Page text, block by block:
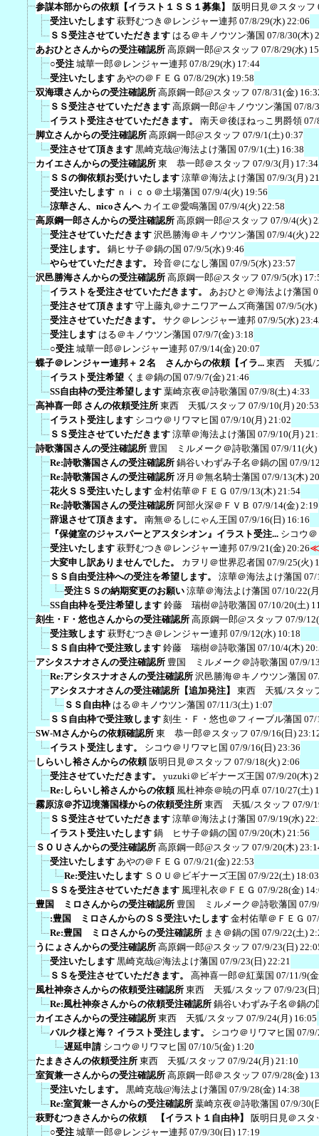
参謀本部からの依頼【イラスト１ＳＳ１募集】
阪明日見＠スタッフ
受注いたします 萩野むつき＠レンジャー連邦 07/8/29(水) 22:06
ＳＳ受注させていただきます はる＠キノウツン藩国 07/8/30(木)
あおひとさんからの受注確認所 高原鋼一郎@スタッフ 07/8/29(水)
○受注 城華一郎＠レンジャー連邦 07/8/29(水) 17:44
受注いたします あやの＠ＦＥＧ 07/8/29(水) 19:58
双海環さんからの受注確認所 高原鋼一郎@スタッフ 07/8/31(金)
ＳＳ受注させていただきます 高原鋼一郎@キノウツン藩国 07/8/
イラスト受注させていただきます。
南天＠後ほねっこ男爵領 07/
脚立さんからの受注確認所 高原鋼一郎@スタッフ 07/9/1(土) 0:37
受注させて頂きます 黒崎克哉@海法よけ藩国 07/9/1(土) 16:38
カイエさんからの受注確認所 東 恭一郎＠スタッフ 07/9/3(月) 17:34
ＳＳの御依頼お受けいたします 涼華＠海法よけ藩国 07/9/3(月)
受注いたします ｎｉｃｏ＠土場藩国 07/9/4(火) 19:56
涼華さん、nicoさんへ カイエ＠愛鳴藩国 07/9/4(火) 22:58
高原鋼一郎さんからの受注確認所 高原鋼一郎@スタッフ 07/9/4(火)
受注させていただきます 沢邑勝海＠キノウツン藩国 07/9/4(火)
受注します。
鍋ヒサ子＠鍋の国 07/9/5(水) 9:46
やらせていただきます。
玲音＠になし藩国 07/9/5(水) 23:57
沢邑勝海さんからの受注確認所 高原鋼一郎@スタッフ 07/9/5(水)
イラストを受注させていただきます。
あおひと＠海法よけ藩国
受注させて頂きます 守上藤丸＠ナニワアームズ商藩国 07/9/5(水)
受注させていただきます。
サク＠レンジャー連邦 07/9/5(水)
受注します はる＠キノウツン藩国 07/9/7(金) 3:18
○受注 城華一郎＠レンジャー連邦 07/9/14(金) 20:07
蝶子＠レンジャー連邦＋２名 さんからの依頼【イラ... 東西 天狐/
イラスト受注希望 くま＠鍋の国 07/9/7(金) 21:46
SS自由枠の受注希望します 葉崎京夜＠詩歌藩国 07/9/8(土) 4:33
高神喜一郎 さんの依頼受注所 東西 天狐/スタッフ 07/9/10(月) 20:53
イラスト受注します シコウ＠リワマヒ国 07/9/10(月) 21:02
ＳＳ受注させていただきます 涼華＠海法よけ藩国 07/9/10(月)
詩歌藩国さんの受注確認所 豊国 ミルメーク＠詩歌藩国 07/9/11(火)
Re:詩歌藩国さんの受注確認所 鍋谷いわずみ子名＠鍋の国 07/9/
Re:詩歌藩国さんの受注確認所 冴月＠無名騎士藩国 07/9/13(木)
花火ＳＳ受注いたします 金村佑華＠ＦＥＧ 07/9/13(木) 21:54
Re:詩歌藩国さんの受注確認所 阿部火深＠ＦＶＢ 07/9/14(金) 2:19
辞退させて頂きます。
南無＠るしにゃん王国 07/9/16(日) 16:16
『保健室のジャスパーとアスタシオン』イラスト受注... シコウ
受注いたします 萩野むつき＠レンジャー連邦 07/9/21(金) 20:26≪
大変申し訳ありませんでした。
カヲリ＠世界忍者国 07/9/25(火)
ＳＳ自由受注枠への受注を希望します。
涼華＠海法よけ藩国 07/
受注ＳＳの納期変更のお願い 涼華＠海法よけ藩国 07/10/22(
SS自由枠を受注希望します 鈴藤 瑞樹＠詩歌藩国 07/10/20(土)
刻生・F・悠也さんからの受注確認所 高原鋼一郎@スタッフ 07/9/
受注致します 萩野むつき＠レンジャー連邦 07/9/12(水) 10:18
ＳＳ自由枠で受注致します 鈴藤 瑞樹＠詩歌藩国 07/10/4(木)
アシタスナオさんの受注確認所 豊国 ミルメーク＠詩歌藩国 07/9/
Re:アシタスナオさんの受注確認所 沢邑勝海＠キノウツン藩国
アシタスナオさんの受注確認所【追加発注】
東西 天狐/スタッ
ＳＳ自由枠 はる＠キノウツン藩国 07/11/3(土) 1:07
ＳＳ自由枠で受注致します 刻生・Ｆ・悠也＠フィーブル藩国 07/
SW-Mさんからの依頼確認所 東 恭一郎＠スタッフ 07/9/16(日)
イラスト受注します。
シコウ＠リワマヒ国 07/9/16(日) 23:36
しらいし裕さんからの依頼 阪明日見＠スタッフ 07/9/18(火) 2:06
受注させていただきます。
yuzuki＠ビギナーズ王国 07/9/20(木)
Re:しらいし裕さんからの依頼 風杜神奈＠暁の円卓 07/10/27(土)
霧原涼＠芥辺境藩国様からの依頼受注所 東西 天狐/スタッフ 07/9/
ＳＳ受注させていただきます 涼華＠海法よけ藩国 07/9/19(水)
イラスト受注いたします 鍋 ヒサ子＠鍋の国 07/9/20(木) 21:56
ＳＯＵさんからの受注確認所 高原鋼一郎@スタッフ 07/9/20(木)
受注いたします あやの＠ＦＥＧ 07/9/21(金) 22:53
Re:受注いたします ＳＯＵ＠ビギナーズ王国 07/9/22(土) 18:03
ＳＳを受注させていただきます 風理礼衣＠ＦＥＧ 07/9/28(金)
豊国 ミロさんからの受注確認所 豊国 ミルメーク＠詩歌藩国 07/
:豊国 ミロさんからのＳＳ受注いたします 金村佑華＠ＦＥＧ
Re:豊国 ミロさんからの受注確認所 まき＠鍋の国 07/9/22(土)
うにょさんからの受注確認所 高原鋼一郎@スタッフ 07/9/23(日)
受注いたします 黒崎克哉@海法よけ藩国 07/9/23(日) 22:21
ＳＳを受注させていただきます。
高神喜一郎＠紅葉国 07/11/9(
風杜神奈さんからの依頼受注確認所 東西 天狐/スタッフ 07/9/23(日
Re:風杜神奈さんからの依頼受注確認所 鍋谷いわずみ子名＠鍋の
カイエさんからの受注確認所 東西 天狐/スタッフ 07/9/24(月) 16:05
バルク様と海？ イラスト受注します。
シコウ＠リワマヒ国 07/
遅延申請 シコウ＠リワマヒ国 07/10/5(金) 1:20
たまきさんの依頼受注所 東西 天狐/スタッフ 07/9/24(月) 21:10
室賀兼一さんからの受注確認所 高原鋼一郎＠スタッフ 07/9/28(金)
受注いたします。
黒崎克哉@海法よけ藩国 07/9/28(金) 14:38
Re:室賀兼一さんからの受注確認所 葉崎京夜＠詩歌藩国 07/9/30(
萩野むつきさんからの依頼 【イラスト１自由枠】
阪明日見＠スタ
○受注 城華一郎＠レンジャー連邦 07/9/30(日) 17:19